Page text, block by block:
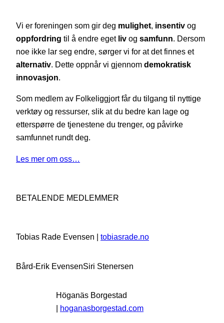
Vi er foreningen som gir deg mulighet, insentiv og
oppfordring til å endre eget liv og samfunn. Dersom
noe ikke lar seg endre, sørger vi for at det finnes et
alternativ. Dette oppnår vi gjennom demokratisk
innovasjon.
Som medlem av Folkeliggjort får du tilgang til nyttige
verktøy og ressurser, slik at du bedre kan lage og
etterspørre de tjenestene du trenger, og påvirke
samfunnet rundt deg.
Les mer om oss…
BETALENDE MEDLEMMER
Tobias Rade Evensen | tobiasrade.no
Bård-Erik EvensenSiri Stenersen
Höganäs Borgestad
| hoganasborgestad.com